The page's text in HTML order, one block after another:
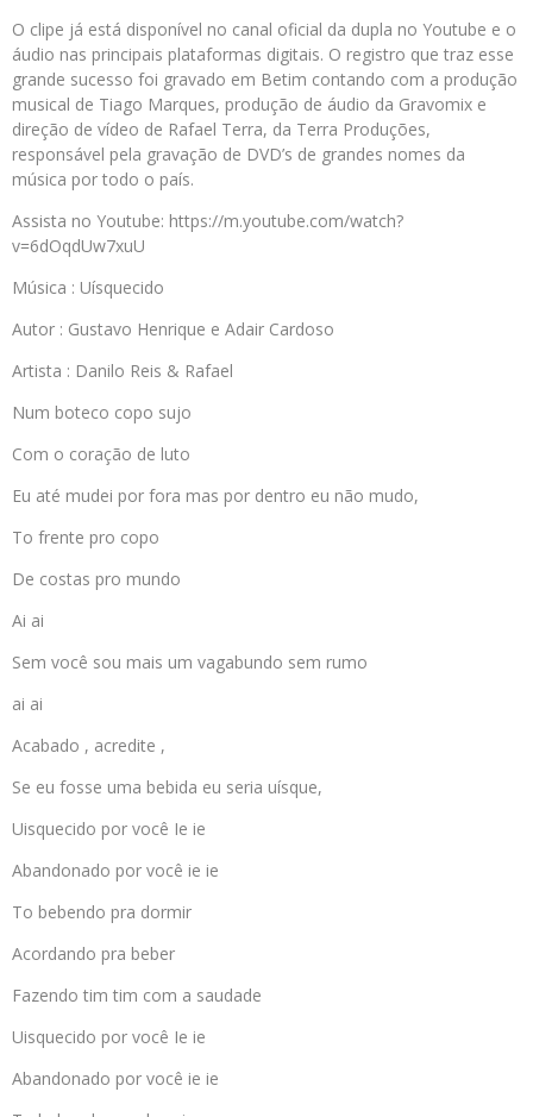
O clipe já está disponível no canal oficial da dupla no Youtube e o
áudio nas principais plataformas digitais. O registro que traz esse
grande sucesso foi gravado em Betim contando com a produção
musical de Tiago Marques, produção de áudio da Gravomix e
direção de vídeo de Rafael Terra, da Terra Produções,
responsável pela gravação de DVD’s de grandes nomes da
música por todo o país.
Assista no Youtube: https://m.youtube.com/watch?
v=6dOqdUw7xuU
Música : Uísquecido
Autor : Gustavo Henrique e Adair Cardoso
Artista : Danilo Reis & Rafael
Num boteco copo sujo
Com o coração de luto
Eu até mudei por fora mas por dentro eu não mudo,
To frente pro copo
De costas pro mundo
Ai ai
Sem você sou mais um vagabundo sem rumo
ai ai
Acabado , acredite ,
Se eu fosse uma bebida eu seria uísque,
Uisquecido por você Ie ie
Abandonado por você ie ie
To bebendo pra dormir
Acordando pra beber
Fazendo tim tim com a saudade
Uisquecido por você Ie ie
Abandonado por você ie ie